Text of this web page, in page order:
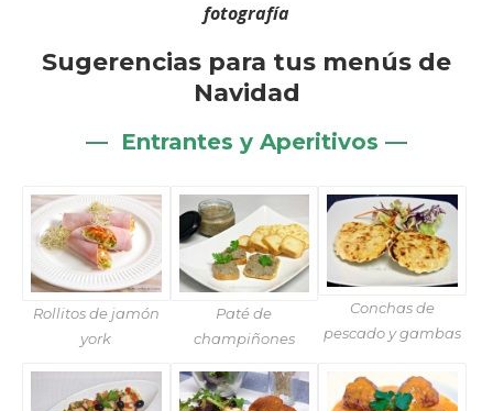
fotografía
Sugerencias para tus menús de
Navidad
— Entrantes y Aperitivos —
Rollitos de jamón
york
Paté de
champiñones
Conchas de
pescado y gambas